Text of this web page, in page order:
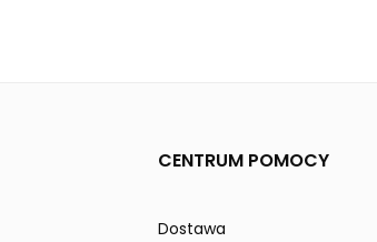
CENTRUM POMOCY
Dostawa